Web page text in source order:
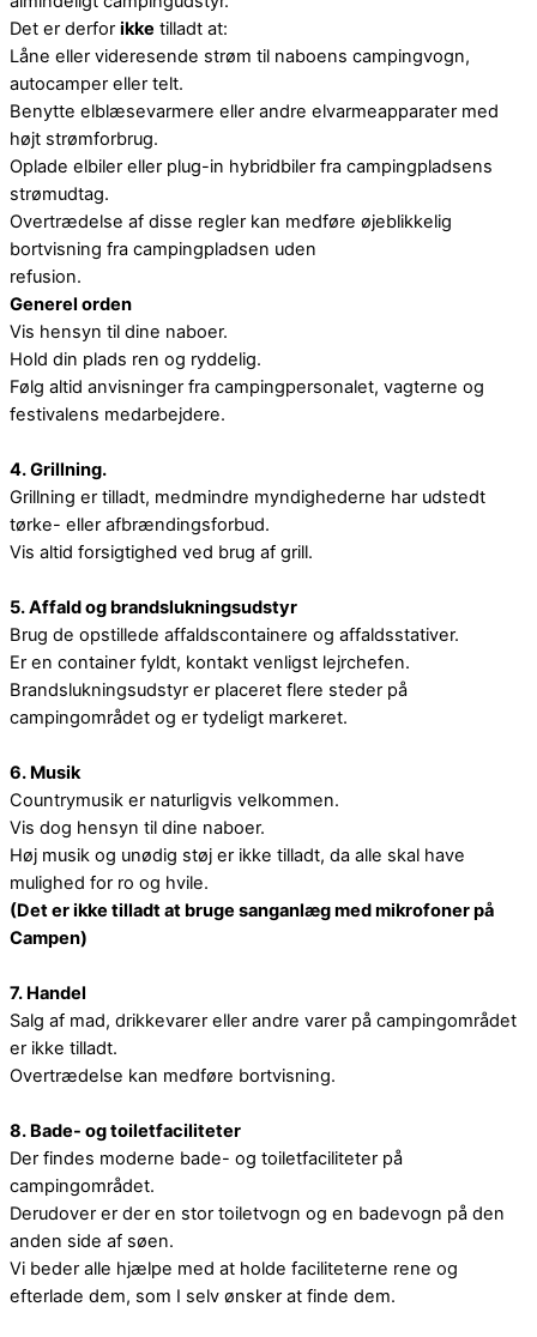
Det er derfor ikke tilladt at:
Låne eller videresende strøm til naboens campingvogn,
autocamper eller telt.
Benytte elblæsevarmere eller andre elvarmeapparater med
højt strømforbrug.
Oplade elbiler eller plug-in hybridbiler fra campingpladsens
strømudtag.
Overtrædelse af disse regler kan medføre øjeblikkelig
bortvisning fra campingpladsen uden
refusion.
Generel orden
Vis hensyn til dine naboer.
Hold din plads ren og ryddelig.
Følg altid anvisninger fra campingpersonalet, vagterne og
festivalens medarbejdere.
4. Grillning.
Grillning er tilladt, medmindre myndighederne har udstedt
tørke- eller afbrændingsforbud.
Vis altid forsigtighed ved brug af grill.
5. Affald og brandslukningsudstyr
Brug de opstillede affaldscontainere og affaldsstativer.
Er en container fyldt, kontakt venligst lejrchefen.
Brandslukningsudstyr er placeret flere steder på
campingområdet og er tydeligt markeret.
6. Musik
Countrymusik er naturligvis velkommen.
Vis dog hensyn til dine naboer.
Høj musik og unødig støj er ikke tilladt, da alle skal have
mulighed for ro og hvile.
(Det er ikke tilladt at bruge sanganlæg med mikrofoner på
Campen)
7. Handel
Salg af mad, drikkevarer eller andre varer på campingområdet
er ikke tilladt.
Overtrædelse kan medføre bortvisning.
8. Bade- og toiletfaciliteter
Der findes moderne bade- og toiletfaciliteter på
campingområdet.
Derudover er der en stor toiletvogn og en badevogn på den
anden side af søen.
Vi beder alle hjælpe med at holde faciliteterne rene og
efterlade dem, som I selv ønsker at finde dem.